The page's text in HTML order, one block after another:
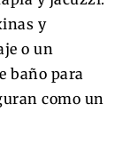
y
o un
baño para
como un